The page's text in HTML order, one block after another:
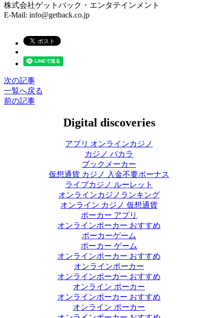
株式会社ゲットバック・エンタテインメント
E-Mail: info@getback.co.jp
次の記事
一覧へ戻る
前の記事
Digital discoveries
アプリ オンラインカジノ
カジノ バカラ
ブックメーカー
仮想通貨 カジノ 入金不要ボーナス
ライブカジノ ルーレット
オンラインカジノランキング
オンライン カジノ 仮想通貨
ポーカー アプリ
オンラインポーカー おすすめ
ポーカーゲーム
ポーカー ゲーム
オンラインポーカー おすすめ
オンラインポーカー
オンラインポーカー おすすめ
オンライン ポーカー
オンラインポーカー おすすめ
オンライン ポーカー